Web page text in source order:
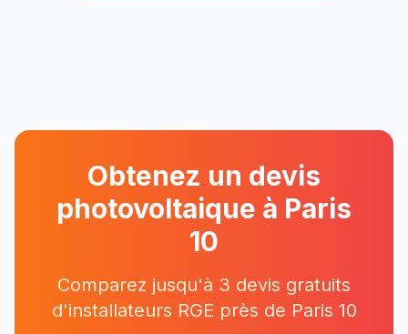
Obtenez un devis
photovoltaique à Paris
10
Comparez jusqu'à 3 devis gratuits
d'installateurs RGE près de Paris 10